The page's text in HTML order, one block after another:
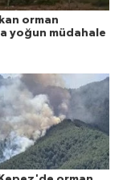
orman
yoğun müdahale